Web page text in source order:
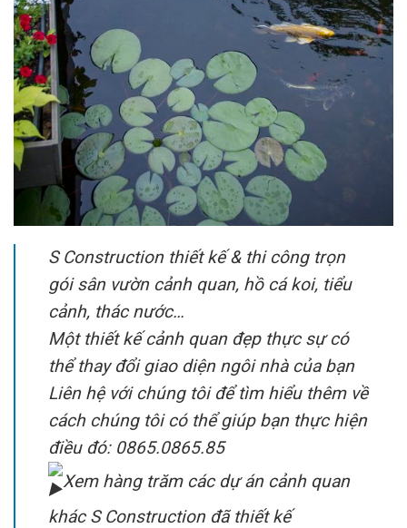
S Construction thiết kế & thi công trọn
gói sân vườn cảnh quan, hồ cá koi, tiểu
cảnh, thác nước…
Một thiết kế cảnh quan đẹp thực sự có
thể thay đổi giao diện ngôi nhà của bạn
Liên hệ với chúng tôi để tìm hiểu thêm về
cách chúng tôi có thể giúp bạn thực hiện
điều đó: 0865.0865.85
Xem hàng trăm các dự án cảnh quan
khác S Construction đã thiết kế